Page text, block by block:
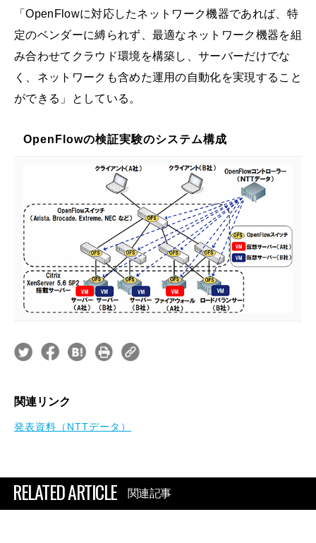
「OpenFlowに対応したネットワーク機器であれば、特
定のベンダーに縛られず、最適なネットワーク機器を組
み合わせてクラウド環境を構築し、サーバーだけでな
く、ネットワークも含めた運用の自動化を実現すること
ができる」としている。
OpenFlowの検証実験のシステム構成
関連リンク
発表資料（NTTデータ）
RELATED ARTICLE 関連記事